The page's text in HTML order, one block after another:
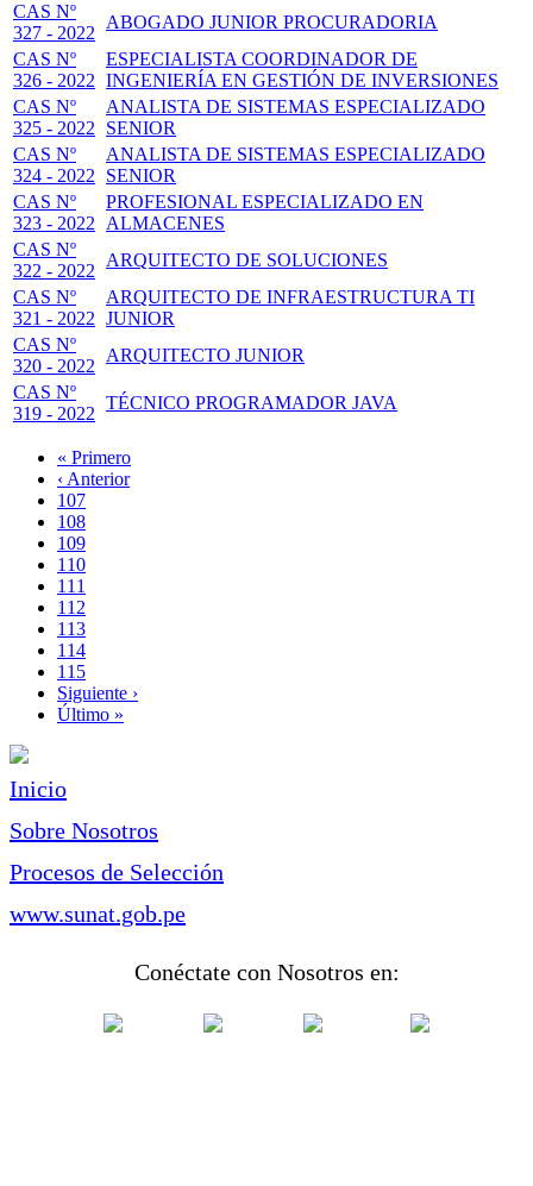
CAS Nº
327 - 2022
ABOGADO JUNIOR PROCURADORIA
CAS Nº
326 - 2022
ESPECIALISTA COORDINADOR DE
INGENIERÍA EN GESTIÓN DE INVERSIONES
CAS Nº
325 - 2022
ANALISTA DE SISTEMAS ESPECIALIZADO
SENIOR
CAS Nº
324 - 2022
ANALISTA DE SISTEMAS ESPECIALIZADO
SENIOR
CAS Nº
323 - 2022
PROFESIONAL ESPECIALIZADO EN
ALMACENES
CAS Nº
322 - 2022
ARQUITECTO DE SOLUCIONES
CAS Nº
321 - 2022
ARQUITECTO DE INFRAESTRUCTURA TI
JUNIOR
CAS Nº
320 - 2022
ARQUITECTO JUNIOR
CAS Nº
319 - 2022
TÉCNICO PROGRAMADOR JAVA
Paginación
Primera
página
« Primero
Página
anterior
‹ Anterior
Page
107
Page
108
Page
109
Page
110
Página
actual
111
Page
112
Page
113
Page
114
Page
115
Siguiente
página
Siguiente ›
Última
Último »
Inicio
Sobre Nosotros
Procesos de Selección
www.sunat.gob.pe
Conéctate con Nosotros en: